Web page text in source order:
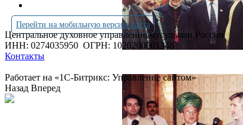
Перейти на мобильную версию сайта
Центральное духовное управление мусульман России
ИНН: 0274035950 ОГРН: 1020200001348
Контакты
Работает на «1С-Битрикс: Управление сайтом»
Назад Вперед